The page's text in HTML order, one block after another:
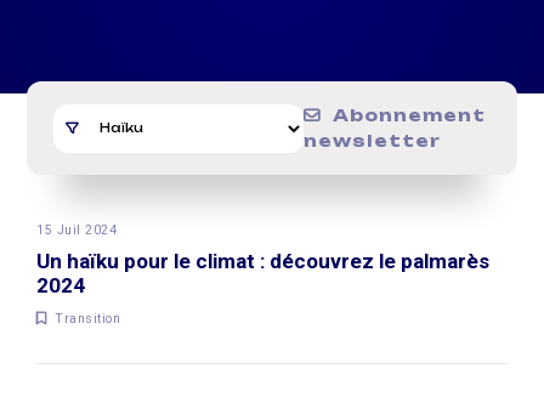
Abonnement
newsletter
15 Juil 2024
Un haïku pour le climat : découvrez le palmarès
2024
Transition